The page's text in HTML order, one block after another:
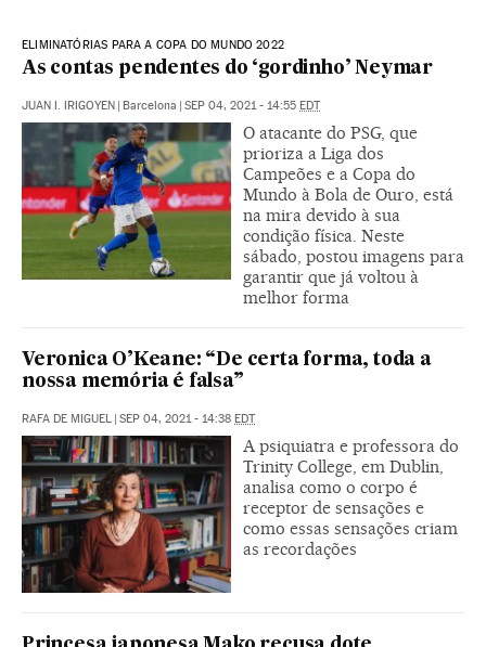
ELIMINATÓRIAS PARA A COPA DO MUNDO 2022
As contas pendentes do ‘gordinho’ Neymar
JUAN I. IRIGOYEN Barcelona SEP 04, 2021 - 14:55 EDT
O atacante do PSG, que
prioriza a Liga dos
Campeões e a Copa do
Mundo à Bola de Ouro, está
na mira devido à sua
condição física. Neste
sábado, postou imagens para
garantir que já voltou à
melhor forma
Veronica O’Keane: “De certa forma, toda a
nossa memória é falsa”
RAFA DE MIGUEL SEP 04, 2021 - 14:38 EDT
A psiquiatra e professora do
Trinity College, em Dublin,
analisa como o corpo é
receptor de sensações e
como essas sensações criam
as recordações